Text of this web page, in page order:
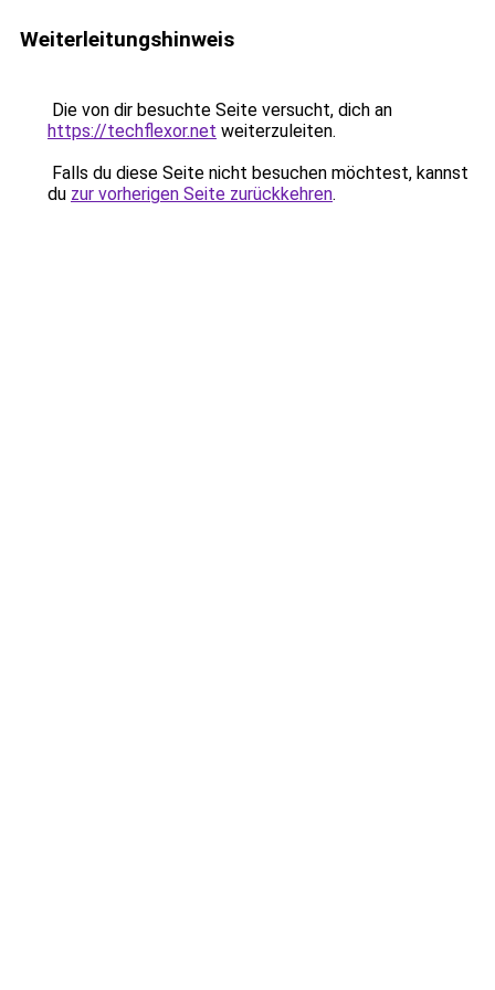
Weiterleitungshinweis
Die von dir besuchte Seite versucht, dich an
https://techflexor.net weiterzuleiten.
Falls du diese Seite nicht besuchen möchtest, kannst
du zur vorherigen Seite zurückkehren.